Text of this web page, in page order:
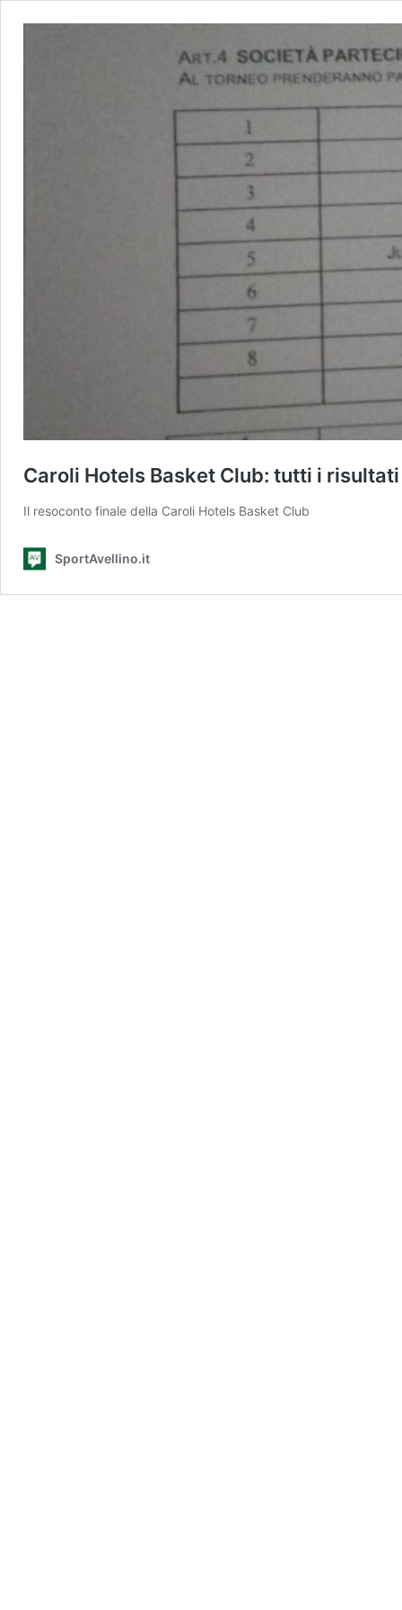
Caroli Hotels Basket Club: tutti i
Il resoconto finale della Caroli Hotels Basket Club
SportAvellino.it